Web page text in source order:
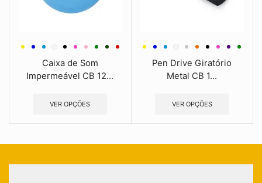
Caixa de Som
Impermeável CB 12...
VER OPÇÕES
Pen Drive Giratório
Metal CB 1...
VER OPÇÕES